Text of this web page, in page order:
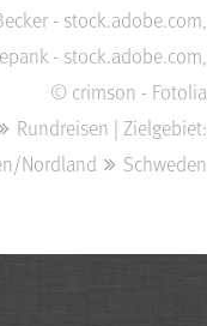
- stock.adobe.com,
- stock.adobe.com,
© crimson - Fotolia
Rundreisen | Zielgebiet:
Nordland
Schweden